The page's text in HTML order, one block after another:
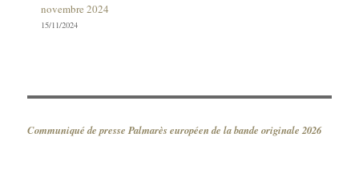
novembre 2024
15/11/2024
Communiqué de presse Palmarès européen de la bande originale 2026